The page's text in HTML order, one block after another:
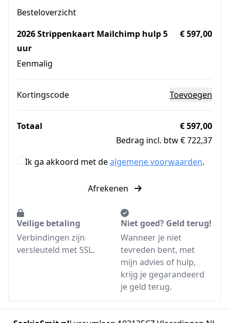
Besteloverzicht
2026 Strippenkaart Mailchimp hulp 5
uur
Eenmalig
€ 597,00
Kortingscode Toevoegen
Totaal
€ 597,00
Bedrag incl. btw € 722,37
Ik ga akkoord met dealgemene voorwaarden.
Afrekenen
Veilige betaling
Verbindingen zijn
versleuteld met SSL.
Niet goed? Geld terug!
Wanneer je niet
tevreden bent, met
mijn advies of hulp,
krijg je gegarandeerd
je geld terug.